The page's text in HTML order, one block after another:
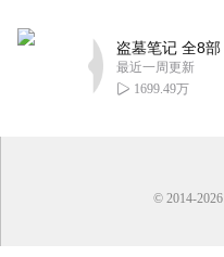
最近一周更新
1699.49万
© 2014-2026